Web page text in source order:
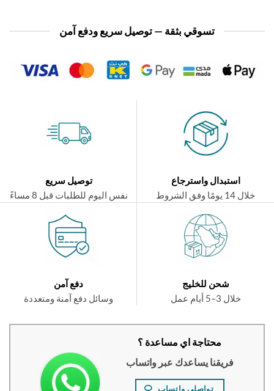
تسوقي بثقة — توصيل سريع ودفع آمن
استبدال واسترجاع
توصيل سريع
نفس اليوم للطلبات قبل 8 مساءً
شحن للخليج
دفع آمن
وسائل دفع آمنة ومتعددة
محتاجة اي مساعدة ؟
فريقنا يساعدك عبر واتساب
تواصلي واتساب